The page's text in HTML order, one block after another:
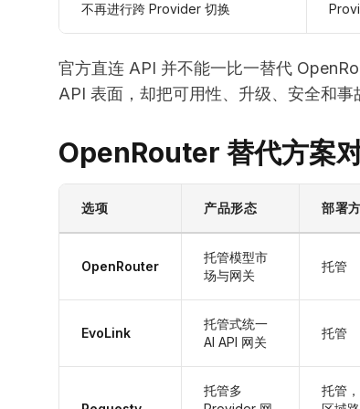
不再进行跨 Provider 切换
官方直连 API 并不能一比一替代
API 表面，却把可用性、升级、安全和事
OpenRouter 替代方案
选项 产品形态 部署
OpenRouter
托管模型市
场与网关
托管
EvoLink
托管式统一
AI API 网关
托管
托管多
托管